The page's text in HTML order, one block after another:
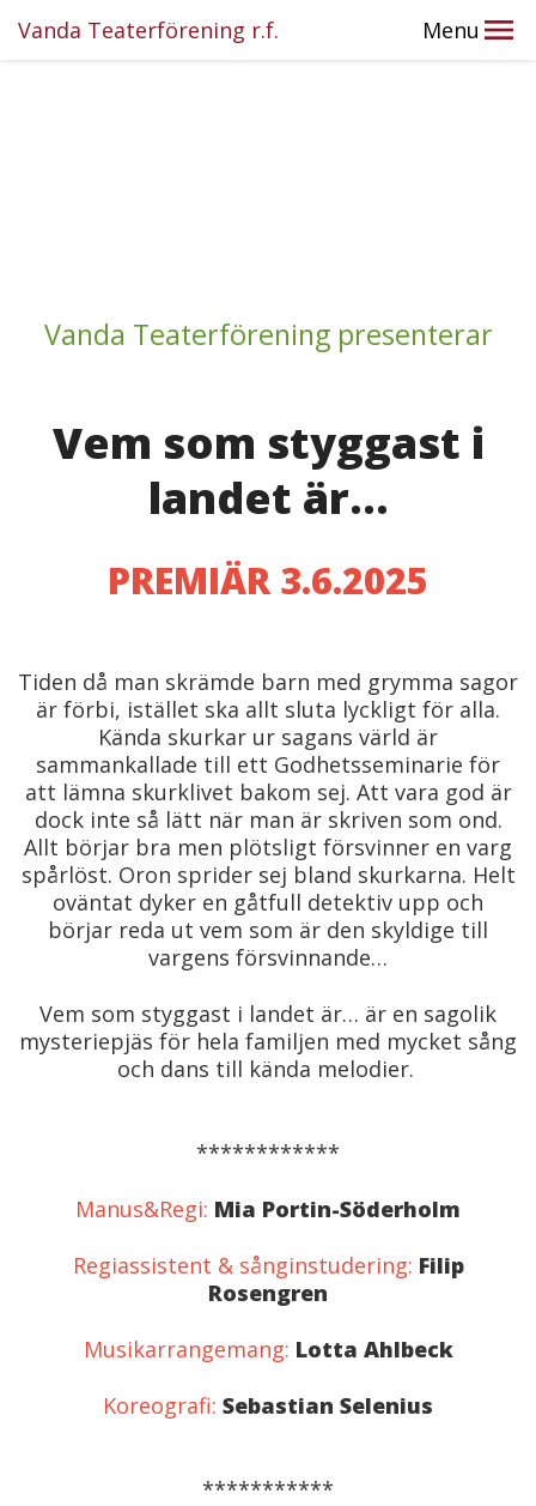
Vanda Teaterförening r.f. Menu
Vanda Teaterförening presenterar
Vem som styggast i
landet är...
PREMIÄR 3.6.2025
Tiden då man skrämde barn med grymma sagor
är förbi, istället ska allt sluta lyckligt för alla.
Kända skurkar ur sagans värld är
sammankallade till ett Godhetsseminarie för
att lämna skurklivet bakom sej. Att vara god är
dock inte så lätt när man är skriven som ond.
Allt börjar bra men plötsligt försvinner en varg
spårlöst. Oron sprider sej bland skurkarna. Helt
oväntat dyker en gåtfull detektiv upp och
börjar reda ut vem som är den skyldige till
vargens försvinnande…
Vem som styggast i landet är… är en sagolik
mysteriepjäs för hela familjen med mycket sång
och dans till kända melodier.
************
Manus&Regi: Mia Portin-Söderholm
Regiassistent & sånginstudering: Filip
Rosengren
Musikarrangemang: Lotta Ahlbeck
Koreografi: Sebastian Selenius
***********